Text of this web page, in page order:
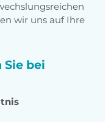
wir uns auf Ihre
bei